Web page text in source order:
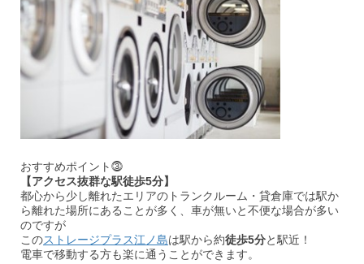
おすすめポイント⓷
【アクセス抜群な駅徒歩5分】
都心から少し離れたエリアのトランクルーム・貸倉庫では駅か
ら離れた場所にあることが多く、車が無いと不便な場合が多い
のですが
このストレージプラス江ノ島は駅から約徒歩5分と駅近！
電車で移動する方も楽に通うことができます。